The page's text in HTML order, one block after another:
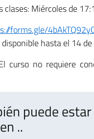
clases: Miércoles de
forms.gle/
hasta el 14 de
curso no requiere
puede estar
..